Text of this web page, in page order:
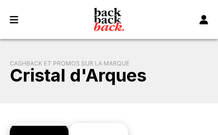
CASHBACK ET PROMOS SUR LA MARQUE
Cristal d'Arques